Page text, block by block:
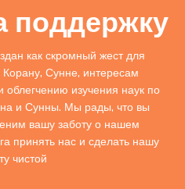
поддержку
как скромный жест для
Сунне, интересам
облегчению изучения наук по
и Сунны. Мы рады, что вы
вашу заботу о нашем
принять нас и сделать нашу
чистой.